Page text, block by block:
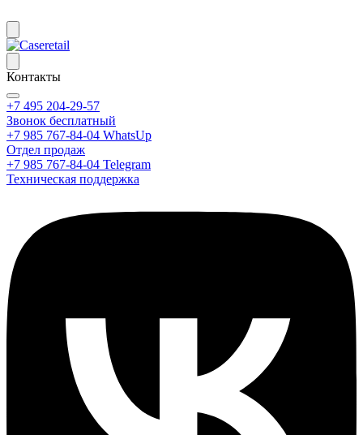
Контакты
+7 495 204-29-57
Звонок бесплатный
+7 985 767-84-04 WhatsUp
Отдел продаж
+7 985 767-84-04 Telegram
Техническая поддержка